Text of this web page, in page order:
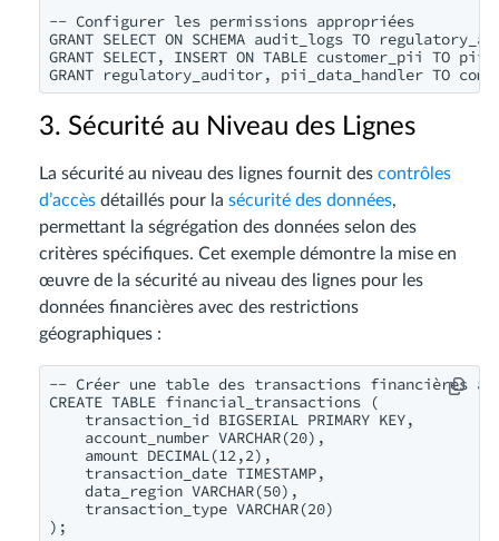
-- Configurer les permissions appropriées
GRANT SELECT ON SCHEMA audit_logs TO
GRANT SELECT, INSERT ON TABLE customer_pii TO
3. Sécurité au Niveau des Lignes
La sécurité au niveau des lignes fournit des contrôles
d’accès détaillés pour la sécurité des données,
permettant la ségrégation des données selon des
critères spécifiques. Cet exemple démontre la mise en
œuvre de la sécurité au niveau des lignes pour les
données financières avec des restrictions
géographiques :
-- Créer une table des transactions financières
CREATE TABLE financial_transactions (
    transaction_id BIGSERIAL PRIMARY KEY,
    account_number VARCHAR(20),
    amount DECIMAL(12,2),
    transaction_date TIMESTAMP,
    data_region VARCHAR(50),
    transaction_type VARCHAR(20)
);